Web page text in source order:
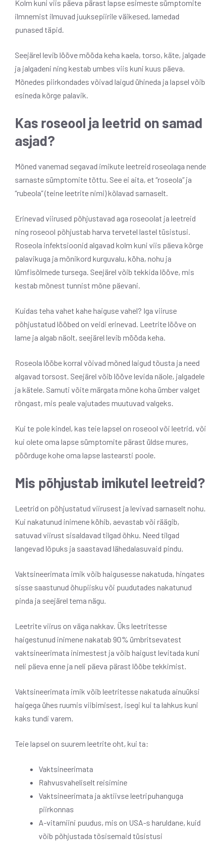
Kolm kuni viis päeva pärast lapse esimeste sümptomite
ilmnemist ilmuvad juuksepiirile väikesed, lamedad
punased täpid.
Seejärel levib lööve mööda keha kaela, torso, käte, jalgade
ja jalgadeni ning kestab umbes viis kuni kuus päeva.
Mõnedes piirkondades võivad laigud ühineda ja lapsel võib
esineda kõrge palavik.
Kas roseool ja leetrid on samad
asjad?
Mõned vanemad segavad imikute leetreid roseolaga nende
sarnaste sümptomite tõttu. See ei aita, et “roseola” ja
“rubeola” (teine ​​leetrite nimi) kõlavad sarnaselt.
Erinevad viirused põhjustavad aga roseoolat ja leetreid
ning roseool põhjustab harva tervetel lastel tüsistusi.
Roseola infektsioonid algavad kolm kuni viis päeva kõrge
palavikuga ja mõnikord kurguvalu, köha, nohu ja
lümfisõlmede tursega. Seejärel võib tekkida lööve, mis
kestab mõnest tunnist mõne päevani.
Kuidas teha vahet kahe haiguse vahel? Iga viiruse
põhjustatud lööbed on veidi erinevad. Leetrite lööve on
lame ja algab näolt, seejärel levib mööda keha.
Roseola lööbe korral võivad mõned laigud tõusta ja need
algavad torsost. Seejärel võib lööve levida näole, jalgadele
ja kätele. Samuti võite märgata mõne koha ümber valget
rõngast, mis peale vajutades muutuvad valgeks.
Kui te pole kindel, kas teie lapsel on roseool või leetrid, või
kui olete oma lapse sümptomite pärast üldse mures,
pöörduge kohe oma lapse lastearsti poole.
Mis põhjustab imikutel leetreid?
Leetrid on põhjustatud viirusest ja levivad sarnaselt nohu.
Kui nakatunud inimene köhib, aevastab või räägib,
satuvad viirust sisaldavad tilgad õhku. Need tilgad
langevad lõpuks ja saastavad lähedalasuvaid pindu.
Vaktsineerimata imik võib haigusesse nakatuda, hingates
sisse saastunud õhupiisku või puudutades nakatunud
pinda ja seejärel tema nägu.
Leetrite viirus on väga nakkav. Üks leetritesse
haigestunud inimene nakatab 90% ümbritsevatest
vaktsineerimata inimestest ja võib haigust levitada kuni
neli päeva enne ja neli päeva pärast lööbe tekkimist.
Vaktsineerimata imik võib leetritesse nakatuda ainuüksi
haigega ühes ruumis viibimisest, isegi kui ta lahkus kuni
kaks tundi varem.
Teie lapsel on suurem leetrite oht, kui ta:
Vaktsineerimata
Rahvusvaheliselt reisimine
Vaktsineerimata ja aktiivse leetripuhanguga
piirkonnas
A-vitamiini puudus, mis on USA-s haruldane, kuid
võib põhjustada tõsisemaid tüsistusi